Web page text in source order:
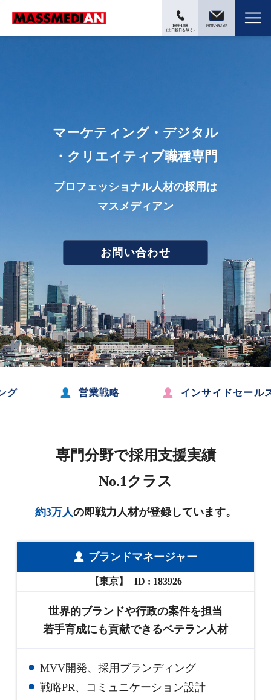
10時-19時
（土日祝日を除く）
お問い合わせ
マーケティング・デジタル
・クリエイティブ職種専門
プロフェッショナル人材の採用は
マスメディアン
お問い合わせ
営業戦略 インサイドセールス
専門分野で採用支援実績
No.1クラス
約3万人の即戦力人材が登録しています。
ブランドマネージャー
【東京】 183926
世界的ブランドや行政の案件を担当
若手育成にも貢献できるベテラン人材
MVV開発、採用ブランディング
戦略PR、コミュニケーション設計